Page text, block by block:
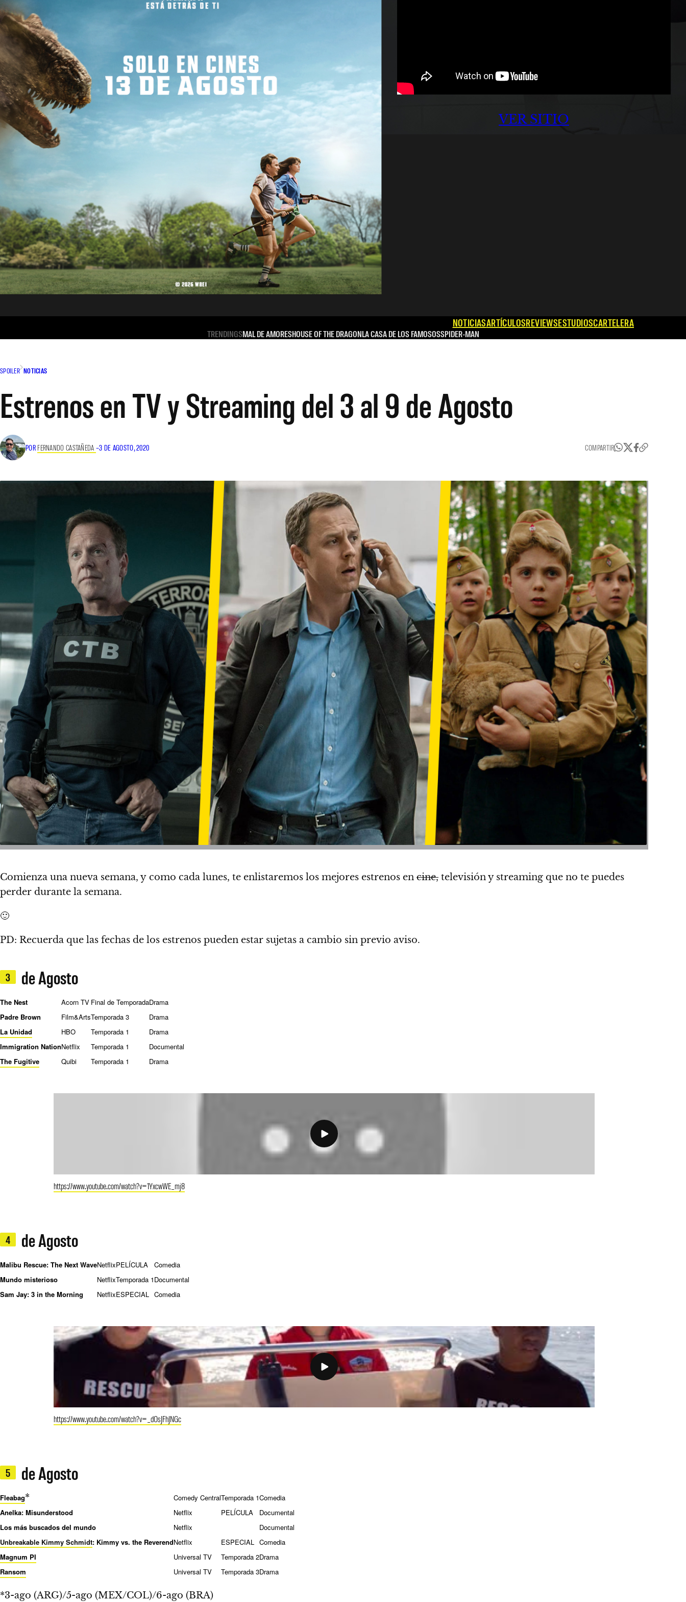
VER SITIO
NOTICIASARTÍCULOSREVIEWSESTUDIOSCARTELERA
TRENDINGSMAL DE AMORESHOUSE OF THE DRAGONLA CASA DE LOS FAMOSOSSPIDER-MAN
SPOILER NOTICIAS
Estrenos en TV y Streaming del 3 al 9 de Agosto
POR FERNANDO CASTAÑEDA –3 DE AGOSTO, 2020 COMPARTIR
Comienza una nueva semana, y como cada lunes, te enlistaremos los mejores estrenos en cine, televisión y streaming que no te puedes
perder durante la semana.
🙂
PD: Recuerda que las fechas de los estrenos pueden estar sujetas a cambio sin previo aviso.
3 de Agosto
The Nest Acorn TV Final de TemporadaDrama
Padre Brown
Film&ArtsTemporada 3
Drama
La Unidad
HBO Temporada 1
Drama
Immigration NationNetflix Temporada 1
Documental
The Fugitive
Quibi Temporada 1 Drama
https://www.youtube.com/watch?v=1YxcwWE_mj8
4 de Agosto
Malibu Rescue: The Next WaveNetflixPELÍCULA
Comedia
Mundo misterioso
NetflixTemporada 1Documental
Sam Jay: 3 in the Morning
NetflixESPECIAL Comedia
https://www.youtube.com/watch?v=_dOsJFhJNGc
5 de Agosto
Fleabag* Comedy CentralTemporada 1Comedia
Anelka: Misunderstood
Netflix PELÍCULA
Documental
Los más buscados del mundo
Netflix
Documental
Unbreakable Kimmy Schmidt: Kimmy vs. the ReverendNetflix ESPECIAL Comedia
Magnum PI
Universal TV Temporada 2Drama
Ransom
Universal TV Temporada 3Drama
*3-ago (ARG)/5-ago (MEX/COL)/6-ago (BRA)